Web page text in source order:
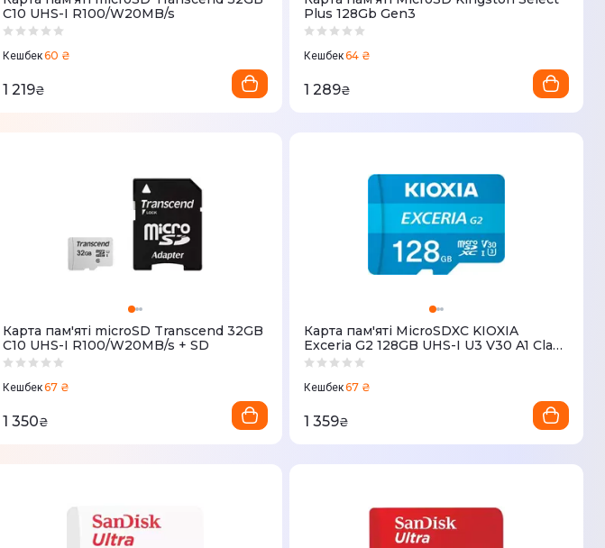
C10 UHS-I R100/W20MB/s
Кешбек60 ₴
1 219₴
Plus 128Gb Gen3
Кешбек64 ₴
1 289₴
Карта пам'яті microSD Transcend 32GB
C10 UHS-I R100/W20MB/s + SD
Кешбек67 ₴
1 350₴
Карта пам'ятi MicroSDXC KIOXIA
Exceria G2 128GB UHS-I U3 V30 A1 Class
10 + SD-adapter (LMEX2L128GG2)
Кешбек67 ₴
1 359₴